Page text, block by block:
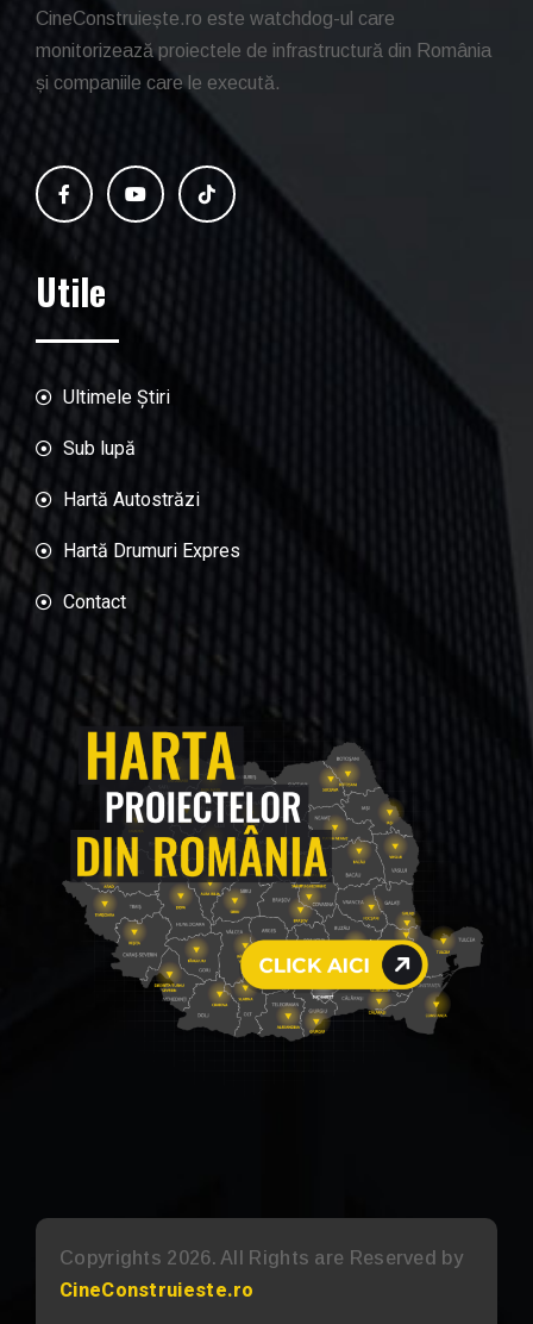
CineConstruiește.ro este watchdog-ul care
monitorizează proiectele de infrastructură din România
și companiile care le execută.
Utile
Ultimele Știri
Sub lupă
Hartă Autostrăzi
Hartă Drumuri Expres
Contact
Copyrights 2026. All Rights are Reserved by
CineConstruieste.ro